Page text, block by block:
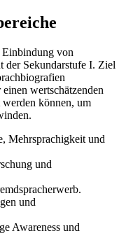
von
der Sekundarstufe I. Ziel
wertschätzenden
können, um
Mehrsprachigkeit und
und
und
Awareness und